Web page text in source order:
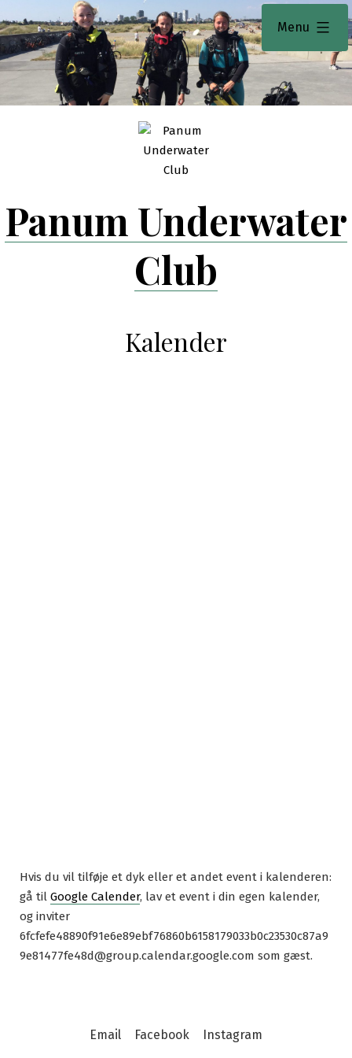
to
content
Panum Underwater
Club
Menu
expanded
Kalender
Hvis du vil tilføje et dyk eller et andet event i kalenderen:
gå til Google Calender, lav et event i din egen kalender,
og inviter
6fcfefe48890f91e6e89ebf76860b6158179033b0c23530c87a9
9e81477fe48d@group.calendar.google.com som gæst.
Email Facebook Instagram